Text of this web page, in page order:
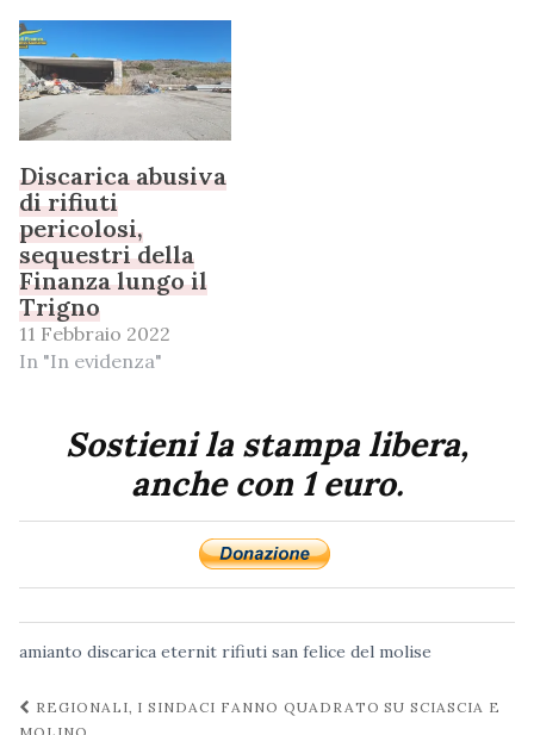
Discarica abusiva
di rifiuti
pericolosi,
sequestri della
Finanza lungo il
Trigno
11 Febbraio 2022
In "In evidenza"
Sostieni la stampa libera,
anche con 1 euro.
amianto discarica eternit rifiuti san felice del molise
Navigazione
REGIONALI, I SINDACI FANNO QUADRATO SU SCIASCIA E